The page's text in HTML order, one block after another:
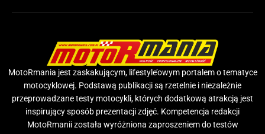
MotoRmania jest zaskakującym, lifestyle’owym portalem o tematyce
motocyklowej. Podstawą publikacji są rzetelnie i niezależnie
przeprowadzane testy motocykli, których dodatkową atrakcją jest
inspirujący sposób prezentacji zdjęć. Kompetencja redakcji
MotoRmanii została wyróżniona zaproszeniem do testów